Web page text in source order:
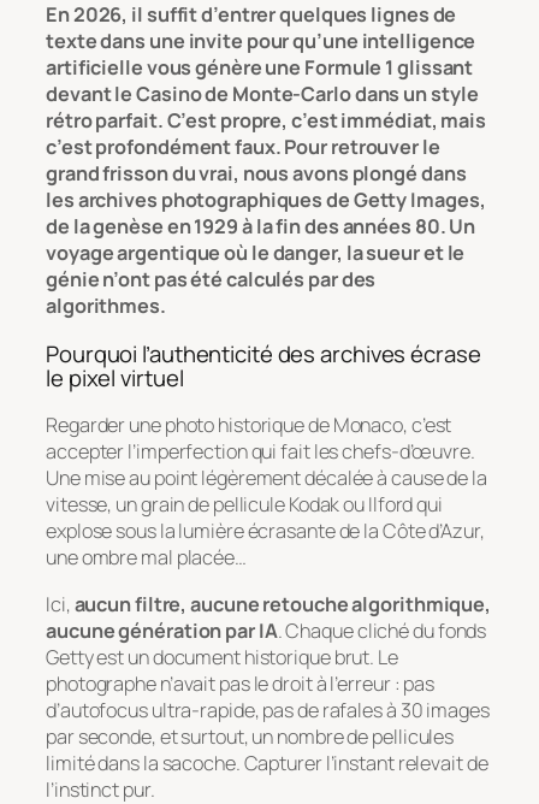
En 2026, il suffit d’entrer quelques lignes de
texte dans une invite pour qu’une intelligence
artificielle vous génère une Formule 1 glissant
devant le Casino de Monte-Carlo dans un style
rétro parfait. C’est propre, c’est immédiat, mais
c’est profondément faux. Pour retrouver le
grand frisson du vrai, nous avons plongé dans
les archives photographiques de Getty Images,
de la genèse en 1929 à la fin des années 80. Un
voyage argentique où le danger, la sueur et le
génie n’ont pas été calculés par des
algorithmes.
Pourquoi l’authenticité des archives écrase
le pixel virtuel
Regarder une photo historique de Monaco, c’est
accepter l’imperfection qui fait les chefs-d’œuvre.
Une mise au point légèrement décalée à cause de la
vitesse, un grain de pellicule Kodak ou Ilford qui
explose sous la lumière écrasante de la Côte d’Azur,
une ombre mal placée…
Ici,aucun filtre, aucune retouche algorithmique,
aucune génération par IA. Chaque cliché du fonds
Getty est un document historique brut. Le
photographe n’avait pas le droit à l’erreur : pas
d’autofocus ultra-rapide, pas de rafales à 30 images
par seconde, et surtout, un nombre de pellicules
limité dans la sacoche. Capturer l’instant relevait de
l’instinct pur.